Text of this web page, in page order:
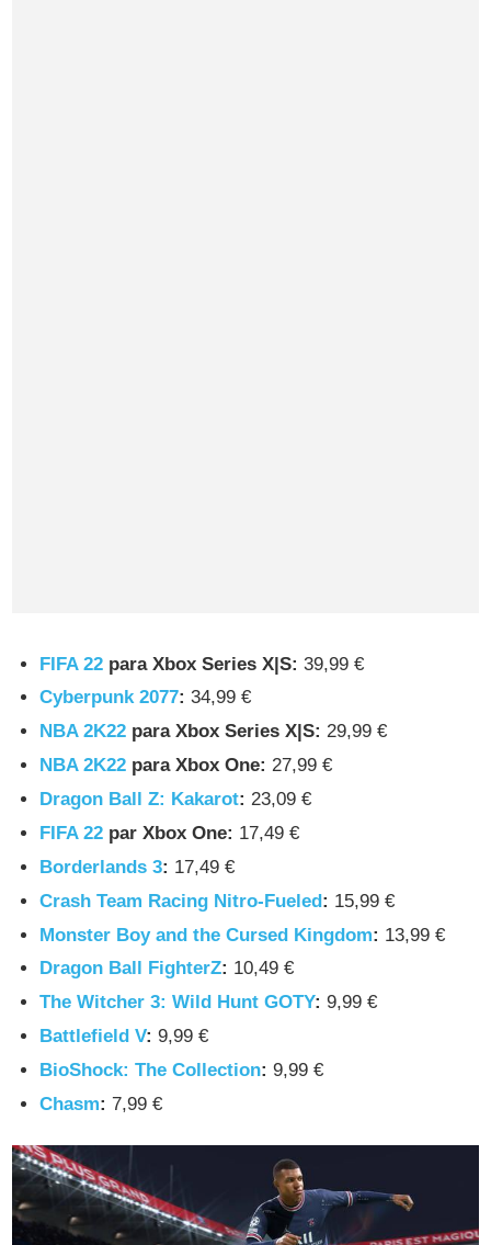
FIFA 22 para Xbox Series X|S: 39,99 €
Cyberpunk 2077: 34,99 €
NBA 2K22 para Xbox Series X|S: 29,99 €
NBA 2K22 para Xbox One: 27,99 €
Dragon Ball Z: Kakarot: 23,09 €
FIFA 22 par Xbox One: 17,49 €
Borderlands 3: 17,49 €
Crash Team Racing Nitro-Fueled: 15,99 €
Monster Boy and the Cursed Kingdom: 13,99 €
Dragon Ball FighterZ: 10,49 €
The Witcher 3: Wild Hunt GOTY: 9,99 €
Battlefield V: 9,99 €
BioShock: The Collection: 9,99 €
Chasm: 7,99 €